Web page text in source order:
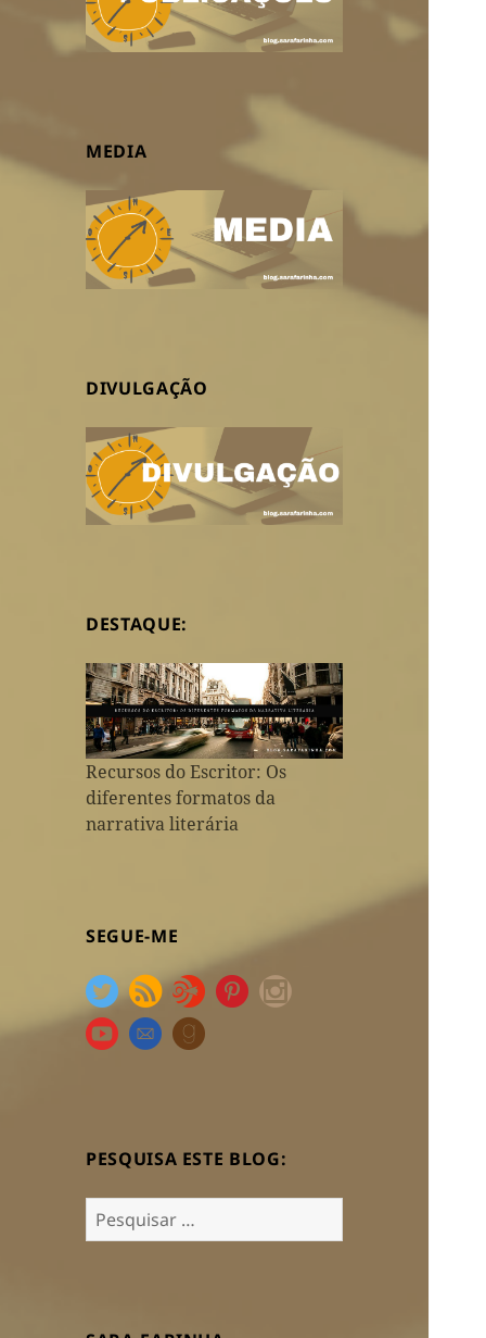
MEDIA
DIVULGAÇÃO
DESTAQUE:
Recursos do Escritor: Os
diferentes formatos da
narrativa literária
SEGUE-ME
PESQUISA ESTE BLOG:
Pesquisar
por: